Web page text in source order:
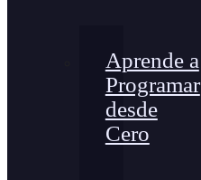
Aprende a
Programar
desde
Cero